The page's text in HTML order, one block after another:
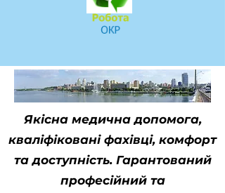
Якісна медична допомога,
кваліфіковані фахівці, комфорт
та доступність. Гарантований
професійний та